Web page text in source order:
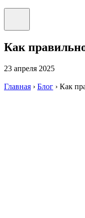
Как
23 апреля 2025
Главная › Блог › Как